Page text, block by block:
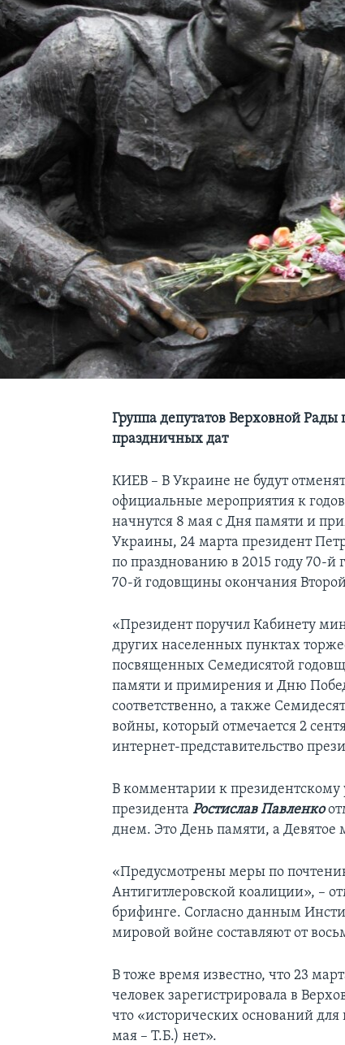
Группа депутатов Верховной Рады
праздничных дат
КИЕВ – В Украине не будут
официальные мероприятия к
начнутся 8 мая с Дня памяти и
Украины, 24 марта президент
по празднованию в 2015 году 70-
70-й годовщины окончания
«Президент поручил Кабинету
других населенных пунктах
посвященных Семедисятой
памяти и примирения и Дню
соответственно, а также
войны, который отмечается 2
интернет-представительство
В комментарии к президентскому
президента Ростислав Павленко
днем. Это День памяти, а Девятое
«Предусмотрены меры по
Антигитлеровской коалиции», –
брифинге. Согласно данным
мировой войне составляют от
В тоже время известно, что 23
человек зарегистрировала в
что «исторических оснований
мая – Т.Б.) нет».